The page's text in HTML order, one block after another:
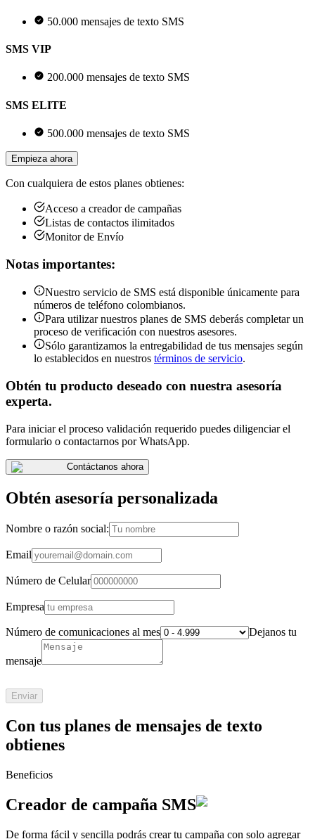
50.000 mensajes de texto SMS
SMS VIP
200.000 mensajes de texto SMS
SMS ELITE
500.000 mensajes de texto SMS
Empieza ahora
Con cualquiera de estos planes obtienes:
Acceso a creador de campañas
Listas de contactos ilimitados
Monitor de Envío
Notas importantes:
Nuestro servicio de SMS está disponible únicamente para
números de teléfono colombianos.
Para utilizar nuestros planes de SMS deberás completar un
proceso de verificación con nuestros asesores.
Sólo garantizamos la entregabilidad de tus mensajes según
lo establecidos en nuestros términos de servicio.
Obtén tu producto deseado con nuestra asesoría
experta.
Para iniciar el proceso validación requerido puedes diligenciar el
formulario o contactarnos por WhatsApp.
Contáctanos ahora
Obtén asesoría personalizada
Nombre o razón social:
Email
Número de Celular
Empresa
Número de comunicaciones al mes Dejanos tu
mensaje
Enviar
Con tus planes de mensajes de texto
obtienes
Beneficios
Creador de campaña SMS
De forma fácil y sencilla podrás crear tu campaña con solo agregar